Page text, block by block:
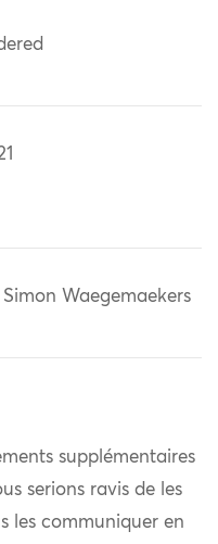
Simon Waegemaekers
supplémentaires
serions ravis de les
les communiquer en